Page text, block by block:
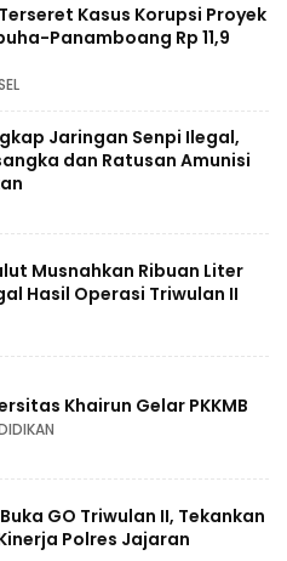
Kasus Korupsi Proyek
Panamboang Rp 11,9
Jaringan Senpi Ilegal,
dan Ratusan Amunisi
Musnahkan Ribuan Liter
Hasil Operasi Triwulan II
Khairun Gelar PKKMB
GO Triwulan II, Tekankan
Polres Jajaran